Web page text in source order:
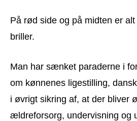
På rød side og på midten er
briller.
Man har sænket paraderne i
om kønnenes ligestilling,
i øvrigt sikring af, at der bliver
ældreforsorg, undervisning og